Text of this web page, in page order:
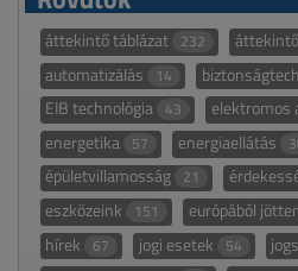
áttekintő táblázat 232
automatizálás 14
EIB technológia 43 elektromos
energetika 57 energiaellátás
épületvillamosság 21
eszközeink 151 európából
hírek 67 jogi esetek 54